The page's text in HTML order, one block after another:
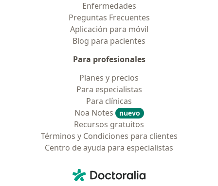
Enfermedades
Preguntas Frecuentes
Aplicación para móvil
Blog para pacientes
Para profesionales
Planes y precios
Para especialistas
Para clínicas
Noa Notes
nuevo
Recursos gratuitos
Términos y Condiciones para clientes
Centro de ayuda para especialistas
Doctoralia - Página de inicio